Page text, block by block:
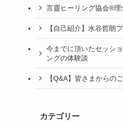
言靈ヒーリング協会®理
【自己紹介】水谷哲朗
今までに頂いたセッシ
ングの体験談
【Q&A】皆さまからの
カテゴリー